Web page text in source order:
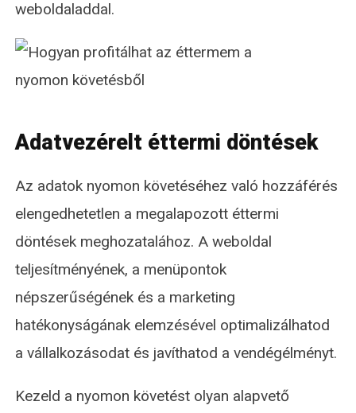
weboldaladdal.
Adatvezérelt éttermi döntések
Az adatok nyomon követéséhez való hozzáférés
elengedhetetlen a megalapozott éttermi
döntések meghozatalához. A weboldal
teljesítményének, a menüpontok
népszerűségének és a marketing
hatékonyságának elemzésével optimalizálhatod
a vállalkozásodat és javíthatod a vendégélményt.
Kezeld a nyomon követést olyan alapvető